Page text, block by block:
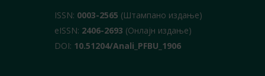
ISSN: 0003-2565 (Штампано издање)
еISSN: 2406-2693 (Онлајн издање)
DOI: 10.51204/Anali_PFBU_1906